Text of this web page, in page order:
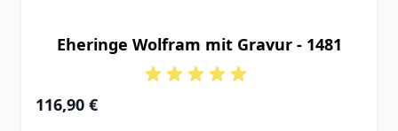
Eheringe Wolfram mit Gravur - 1481
116,90 €